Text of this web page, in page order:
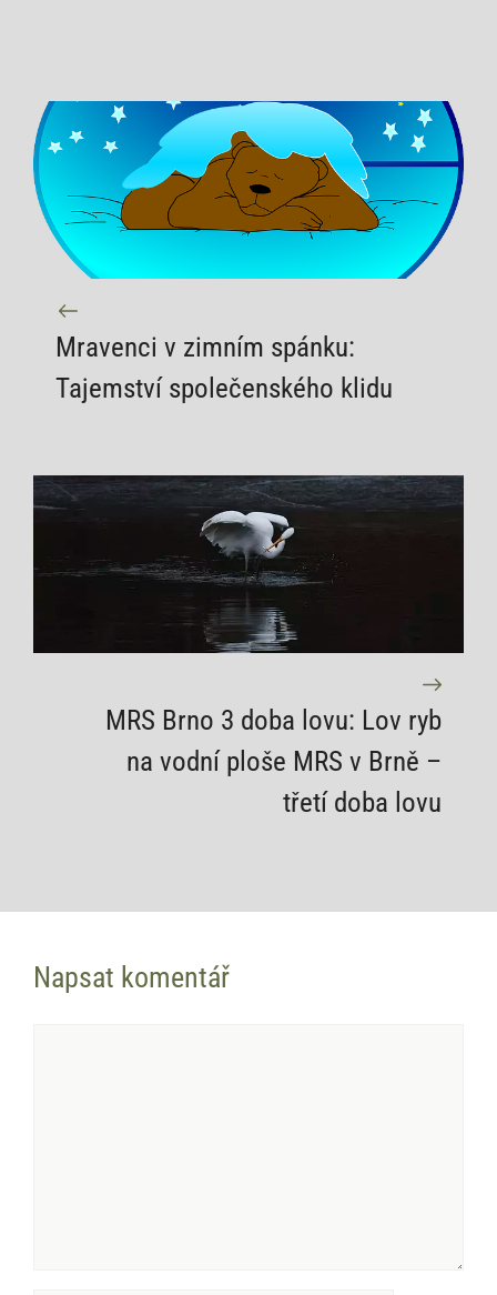
Mravenci v zimním spánku:
Tajemství společenského klidu
MRS Brno 3 doba lovu: Lov ryb
na vodní ploše MRS v Brně –
třetí doba lovu
Napsat komentář